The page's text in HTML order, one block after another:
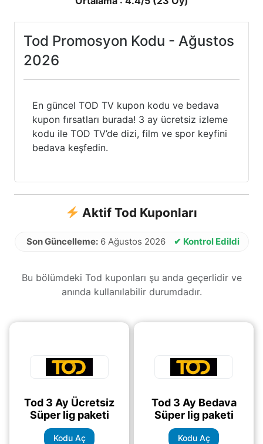
Tod Promosyon Kodu - Ağustos
2026
En güncel TOD TV kupon kodu ve bedava
kupon fırsatları burada! 3 ay ücretsiz izleme
kodu ile TOD TV’de dizi, film ve spor keyfini
bedava keşfedin.
Aktif Tod Kuponları
Son Güncelleme:6 Ağustos 2026 ✔ Kontrol Edildi
Bu bölümdeki Tod kuponları şu anda geçerlidir ve
anında kullanılabilir durumdadır.
Tod 3 Ay Ücretsiz
Süper lig paketi
Kodu Aç
Tod 3 Ay Bedava
Süper lig paketi
Kodu Aç